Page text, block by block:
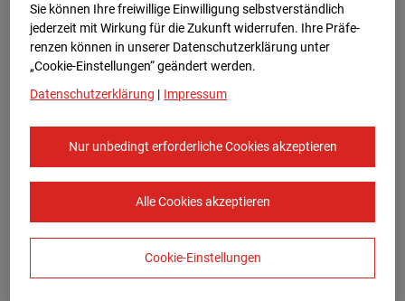
Europe/Berlin
Sie können Ihre freiwillige Einwilligung selbstverständlich
jederzeit mit Wirkung für die Zukunft widerrufen. Ihre Prä­fe­
renzen können in unserer Datenschutzerklärung unter
„Cookie-Einstellungen“ geändert werden.
Datenschutzerklärung | Impressum
Nur unbedingt erforderliche Cookies akzeptieren
Alle Cookies akzeptieren
Cookie-Einstellungen